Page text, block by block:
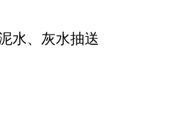
水、灰水抽送